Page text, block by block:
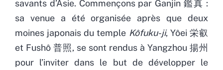
savants d’Asie. Commençons par Ganjin 鑑真 :
sa venue a été organisée après que deux
moines japonais du temple Kôfuku-ji, Yôei 栄叡
et Fushô 普照, se sont rendus à Yangzhou 揚州
pour l’inviter dans le but de développer le